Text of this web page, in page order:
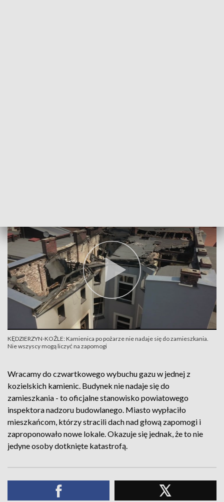
KĘDZIERZYN-KOŹLE: Kamienica po pożarze nie nadaje się do zamieszkania.
Nie wszyscy mogą liczyć na zapomogi
Wracamy do czwartkowego wybuchu gazu w jednej z
kozielskich kamienic. Budynek nie nadaje się do
zamieszkania - to oficjalne stanowisko powiatowego
inspektora nadzoru budowlanego. Miasto wypłaciło
mieszkańcom, którzy stracili dach nad głową zapomogi i
zaproponowało nowe lokale. Okazuje się jednak, że to nie
jedyne osoby dotknięte katastrofą.